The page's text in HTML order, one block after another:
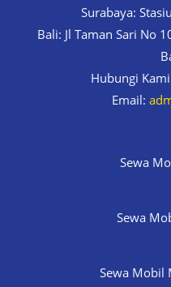
Surabaya:
Bali: Jl Taman Sari No
Hubungi
Email:
Sewa
Sewa
Sewa Mobil